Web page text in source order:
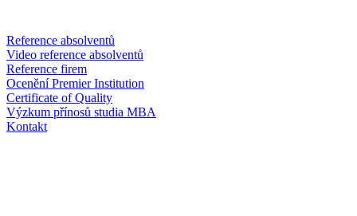
Reference absolventů
Video reference absolventů
Reference firem
Ocenění Premier Institution
Certificate of Quality
Výzkum přínosů studia MBA
Kontakt